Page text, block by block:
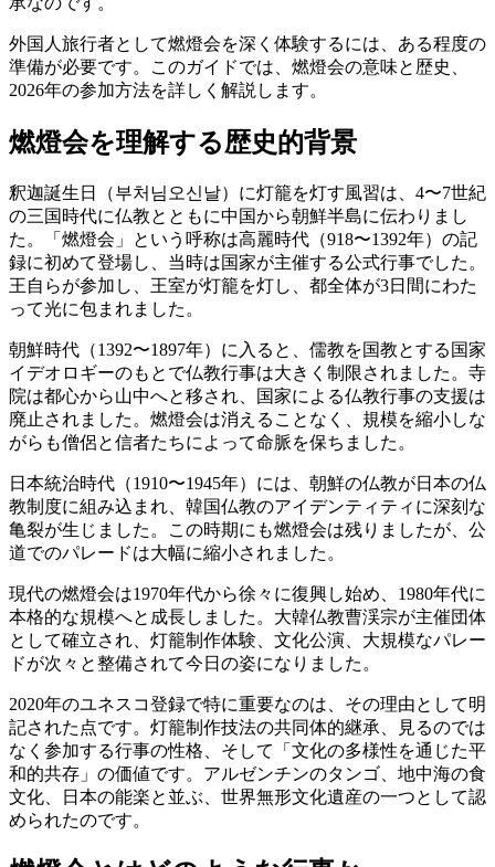
外国人旅行者として燃燈会を深く体験するには、ある程度の
準備が必要です。このガイドでは、燃燈会の意味と歴史、
2026年の参加方法を詳しく解説します。
燃燈会を理解する歴史的背景
釈迦誕生日（부처님오신날）に灯籠を灯す風習は、4〜7世紀
の三国時代に仏教とともに中国から朝鮮半島に伝わりまし
た。「燃燈会」という呼称は高麗時代（918〜1392年）の記
録に初めて登場し、当時は国家が主催する公式行事でした。
王自らが参加し、王室が灯籠を灯し、都全体が3日間にわた
って光に包まれました。
朝鮮時代（1392〜1897年）に入ると、儒教を国教とする国家
イデオロギーのもとで仏教行事は大きく制限されました。寺
院は都心から山中へと移され、国家による仏教行事の支援は
廃止されました。燃燈会は消えることなく、規模を縮小しな
がらも僧侶と信者たちによって命脈を保ちました。
日本統治時代（1910〜1945年）には、朝鮮の仏教が日本の仏
教制度に組み込まれ、韓国仏教のアイデンティティに深刻な
亀裂が生じました。この時期にも燃燈会は残りましたが、公
道でのパレードは大幅に縮小されました。
現代の燃燈会は1970年代から徐々に復興し始め、1980年代に
本格的な規模へと成長しました。大韓仏教曹渓宗が主催団体
として確立され、灯籠制作体験、文化公演、大規模なパレー
ドが次々と整備されて今日の姿になりました。
2020年のユネスコ登録で特に重要なのは、その理由として明
記された点です。灯籠制作技法の共同体的継承、見るのでは
なく参加する行事の性格、そして「文化の多様性を通じた平
和的共存」の価値です。アルゼンチンのタンゴ、地中海の食
文化、日本の能楽と並ぶ、世界無形文化遺産の一つとして認
められたのです。